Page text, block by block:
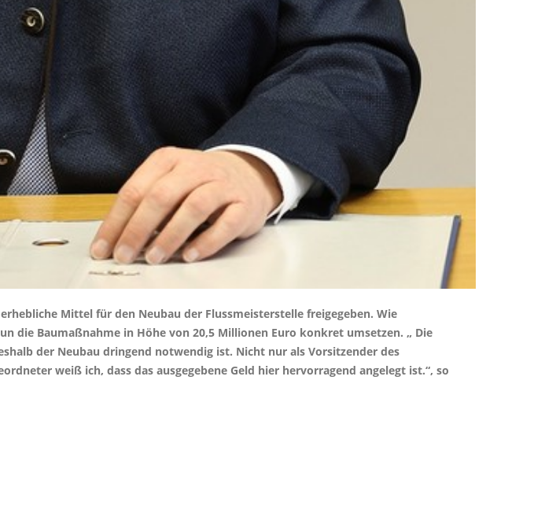
Mittel für den Neubau der Flussmeisterstelle freigegeben. Wie
die Baumaßnahme in Höhe von 20,5 Millionen Euro konkret umsetzen. „ Die
der Neubau dringend notwendig ist. Nicht nur als Vorsitzender des
weiß ich, dass das ausgegebene Geld hier hervorragend angelegt ist.“, so